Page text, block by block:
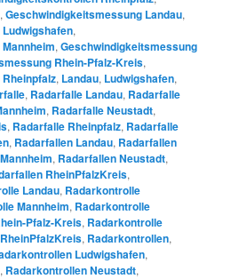
,Geschwindigkeitsmessung Landau,
,
,Geschwindigkeitsmessung
Rhein-Pfalz-Kreis,
, Landau, Ludwigshafen,
, Radarfalle Landau, Radarfalle
, Radarfalle Neustadt,
, Radarfalle Rheinpfalz, Radarfalle
, Radarfallen Landau, Radarfallen
, Radarfallen Neustadt,
RheinPfalzKreis,
Landau, Radarkontrolle
Mannheim, Radarkontrolle
Pfalz-Kreis, Radarkontrolle
, Radarkontrollen,
Ludwigshafen,
, Radarkontrollen Neustadt,